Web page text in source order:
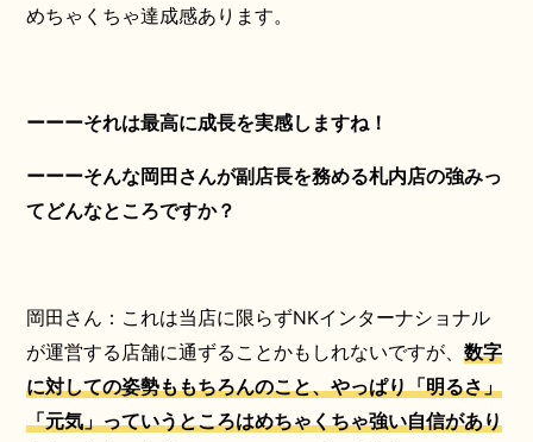
めちゃくちゃ達成感あります。
ーーーそれは最高に成長を実感しますね！
ーーーそんな岡田さんが副店長を務める札内店の強みっ
てどんなところですか？
岡田さん：これは当店に限らずNKインターナショナル
が運営する店舗に通ずることかもしれないですが、 数字
に対しての姿勢ももちろんのこと、やっぱり「明るさ」
「元気」っていうところはめちゃくちゃ強い自信があり